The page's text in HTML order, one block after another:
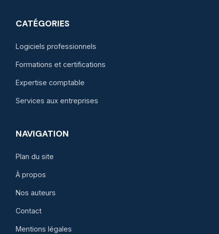
CATÉGORIES
Logiciels professionnels
Formations et certifications
Expertise comptable
Services aux entreprises
NAVIGATION
Plan du site
À propos
Nos auteurs
Contact
Mentions légales